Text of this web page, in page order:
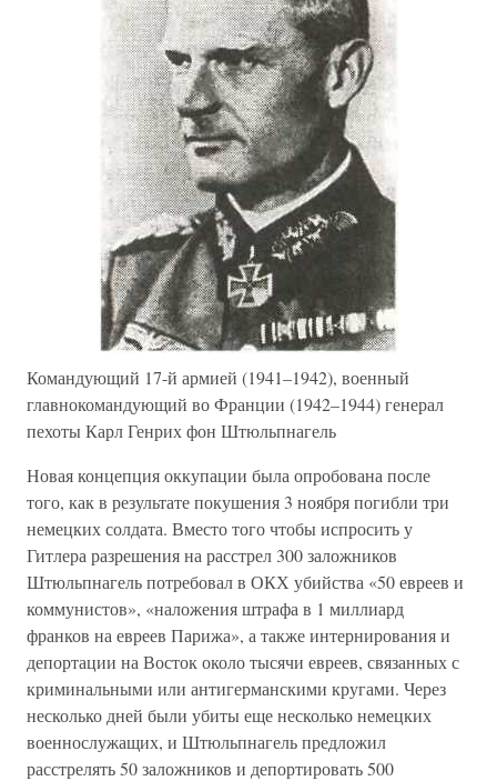
Командующий 17-й армией (1941–1942), военный
главнокомандующий во Франции (1942–1944) генерал
пехоты Карл Генрих фон Штюльпнагель
Новая концепция оккупации была опробована после
того, как в результате покушения 3 ноября погибли три
немецких солдата. Вместо того чтобы испросить у
Гитлера разрешения на расстрел 300 заложников
Штюльпнагель потребовал в ОКХ убийства «50 евреев и
коммунистов», «наложения штрафа в 1 миллиард
франков на евреев Парижа», а также интернирования и
депортации на Восток около тысячи евреев, связанных с
криминальными или антигерманскими кругами. Через
несколько дней были убиты еще несколько немецких
военнослужащих, и Штюльпнагель предложил
расстрелять 50 заложников и депортировать 500